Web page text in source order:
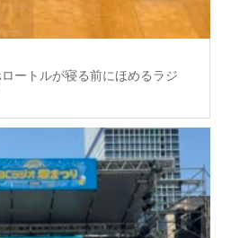
ートルが寝る前にほめるラジ